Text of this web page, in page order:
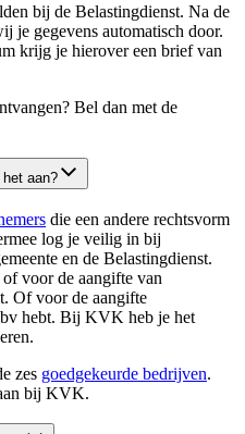
bij de Belastingdienst. Na de
je gegevens automatisch door.
krijg je hierover een brief van
Bel dan met de
aan?
die een andere rechtsvorm
log je veilig in bij
en de Belastingdienst.
voor de aangifte van
Of voor de aangifte
bv hebt. Bij KVK heb je het
zes goedgekeurde bedrijven.
bij KVK.